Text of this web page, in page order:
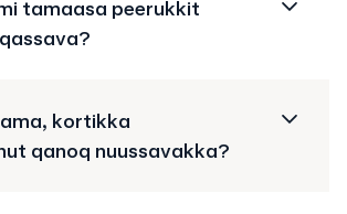
tamaasa peerukkit
kortikka
qanoq nuussavakka?